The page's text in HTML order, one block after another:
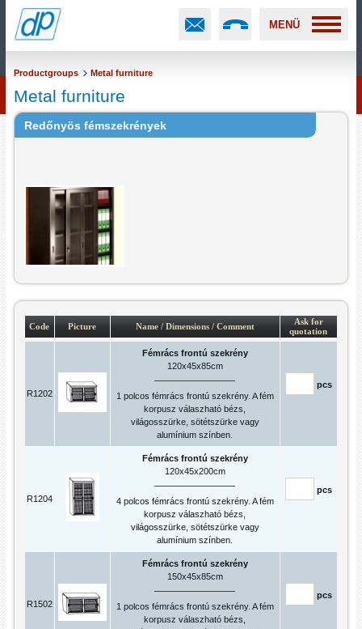
MENÜ
Productgroups Metal furniture
Metal furniture
Redőnyös fémszekrények
Code Picture Name / Dimensions / Comment
Ask for
quotation
R1202
Fémrács frontú szekrény
120x45x85cm
1 polcos fémrács frontú szekrény. A fém
korpusz válaszható bézs,
világosszürke, sötétszürke vagy
alumínium színben.
pcs
R1204
Fémrács frontú szekrény
120x45x200cm
4 polcos fémrács frontú szekrény. A fém
korpusz válaszható bézs,
világosszürke, sötétszürke vagy
alumínium színben.
pcs
R1502
Fémrács frontú szekrény
150x45x85cm
1 polcos fémrács frontú szekrény. A fém
korpusz válaszható bézs,
pcs